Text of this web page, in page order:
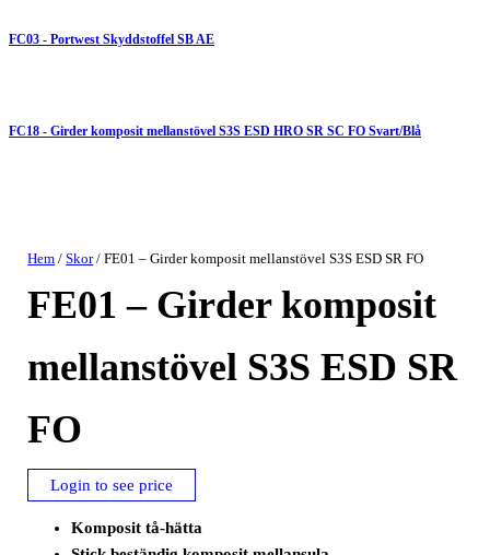
FC03 - Portwest Skyddstoffel SB AE
FC18 - Girder komposit mellanstövel S3S ESD HRO SR SC FO Svart/Blå
Hem /Skor/ FE01 – Girder komposit mellanstövel S3S ESD SR FO
FE01 – Girder komposit
mellanstövel S3S ESD SR
FO
Login to see price
Komposit tå-hätta